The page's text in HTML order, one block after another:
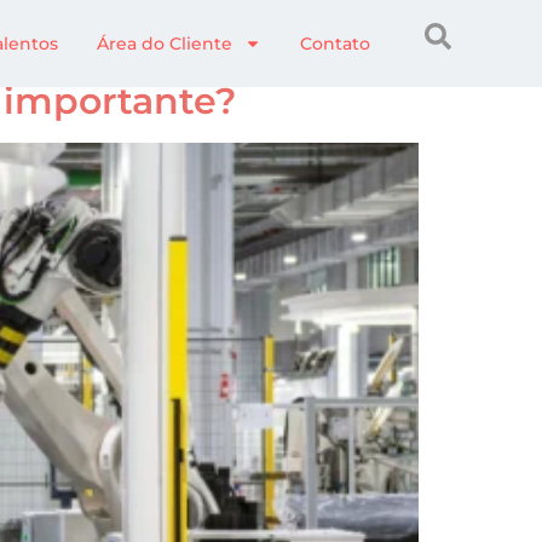
Área do Cliente Contato